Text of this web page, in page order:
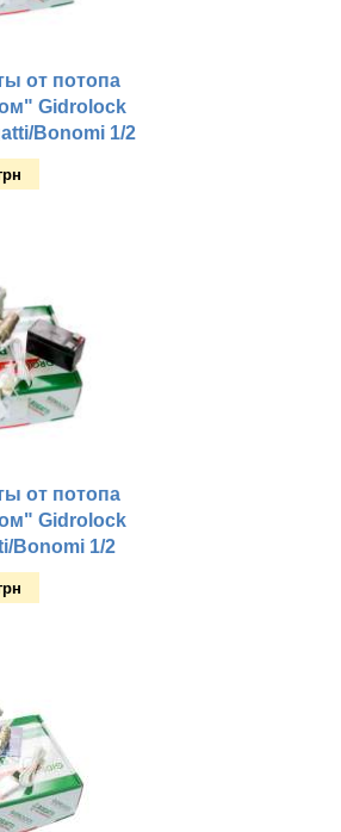
от потопа
Gidrolock
Bonomi 1/2
от потопа
Gidrolock
Bonomi 1/2